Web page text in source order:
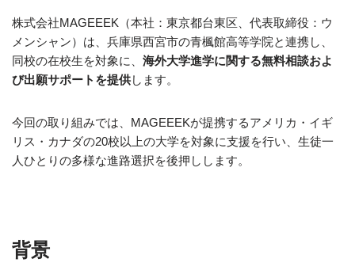
株式会社MAGEEEK（本社：東京都台東区、代表取締役：ウ
メンシャン）は、兵庫県西宮市の青楓館高等学院と連携し、
同校の在校生を対象に、 海外大学進学に関する無料相談およ
び出願サポートを提供します。
今回の取り組みでは、MAGEEEKが提携するアメリカ・イギ
リス・カナダの20校以上の大学を対象に支援を行い、生徒一
人ひとりの多様な進路選択を後押しします。
背景